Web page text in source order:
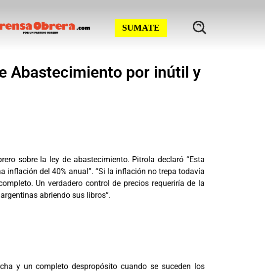
SUMATE
Abastecimiento por inútil y
sobre la ley de abastecimiento. Pitrola declaró “Esta
inflación del 40% anual”. “Si la inflación no trepa todavía
Un verdadero control de precios requeriría de la
abriendo sus libros”.
y un completo despropósito cuando se suceden los